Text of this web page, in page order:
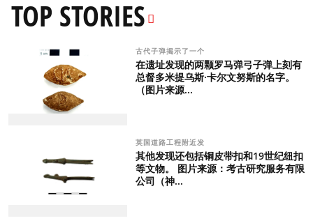
TOP STORIES
古代子弹揭示了一个
在遗址发现的两颗罗马弹弓子弹上刻有
总督多米提乌斯·卡尔文努斯的名字。
（图片来源...
英国道路工程附近发
其他发现还包括铜皮带扣和19世纪纽扣
等文物。 图片来源：考古研究服务有限
公司（神...